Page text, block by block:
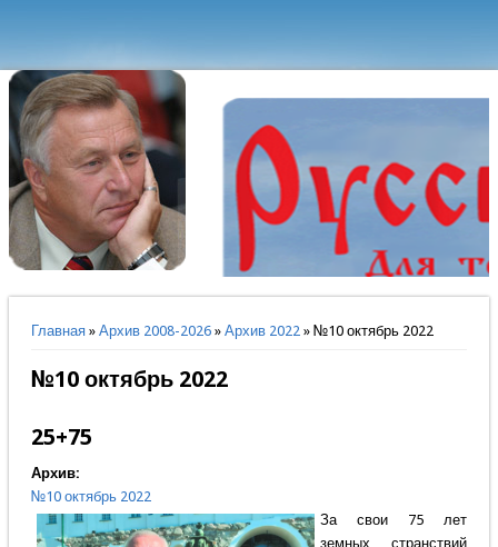
Вы здесь
Главная» Архив 2008-2026» Архив 2022 » №10 октябрь 2022
№10 октябрь 2022
25+75
Архив:
№10 октябрь 2022
За свои 75 лет
земных странствий